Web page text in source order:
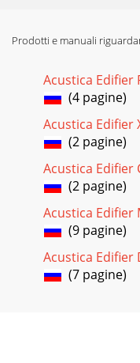
Prodotti e manuali
Acustica Edifier
(4 pagine)
Acustica Edifier
(2 pagine)
Acustica Edifier
(2 pagine)
Acustica Edifier
(9 pagine)
Acustica Edifier
(7 pagine)